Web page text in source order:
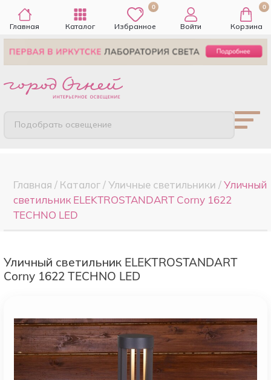
Главная Каталог
0
Избранное Войти
0
Корзина
Подобрать освещение
Главная / Каталог/Уличные светильники /Уличный
светильник ELEKTROSTANDART Corny 1622
TECHNO LED
Уличный светильник ELEKTROSTANDART
Corny 1622 TECHNO LED